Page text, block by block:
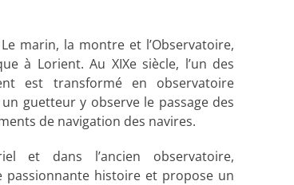
marin, la montre et l’Observatoire,
à Lorient. Au XIXe siècle, l’un des
est transformé en observatoire
guetteur y observe le passage des
de navigation des navires.
et dans l’ancien observatoire,
passionnante histoire et propose un